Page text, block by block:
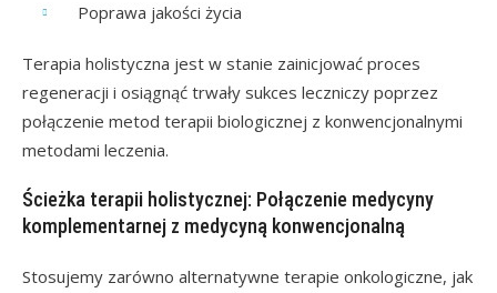
Poprawa jakości życia
Terapia holistyczna jest w stanie zainicjować proces
regeneracji i osiągnąć trwały sukces leczniczy poprzez
połączenie metod terapii biologicznej z konwencjonalnymi
metodami leczenia.
Ścieżka terapii holistycznej: Połączenie medycyny
komplementarnej z medycyną konwencjonalną
Stosujemy zarówno alternatywne terapie onkologiczne, jak